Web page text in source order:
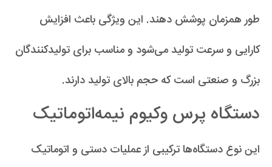
طور همزمان پوشش دهند. این ویژگی باعث افزایش
کارایی و سرعت تولید می‌شود و مناسب برای تولیدکنندگان
بزرگ و صنعتی است که حجم بالای تولید دارند.
دستگاه پرس وکیوم نیمه‌اتوماتیک
این نوع دستگاه‌ها ترکیبی از عملیات دستی و اتوماتیک